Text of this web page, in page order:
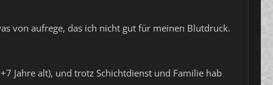
von aufrege, das ich nicht gut für meinen Blutdruck.
Jahre alt), und trotz Schichtdienst und Familie hab